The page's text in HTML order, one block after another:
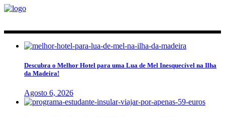
Descubra o Melhor Hotel para uma Lua de Mel Inesquecível na Ilha
da Madeira!
Agosto 6, 2026